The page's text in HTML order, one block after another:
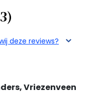
deze reviews?
Vriezenveen